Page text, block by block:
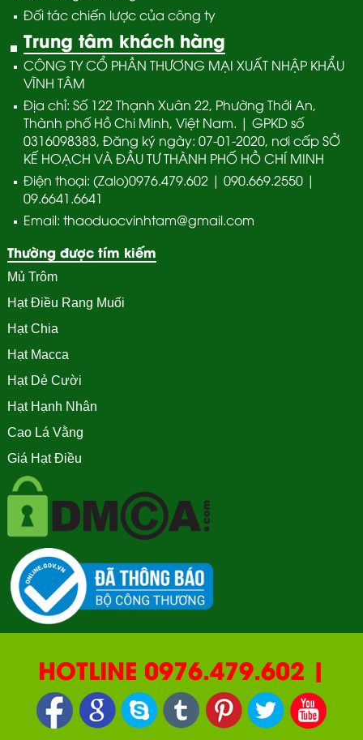
Đối tác chiến lược của công ty
Trung tâm khách hàng
CÔNG TY CỔ PHẦN THƯƠNG MẠI XUẤT NHẬP KHẨU
VĨNH TÂM
Địa chỉ: Số 122 Thạnh Xuân 22, Phường Thới An,
Thành phố Hồ Chi Minh, Việt Nam. | GPKD số
0316098383, Đăng ký ngày: 07-01-2020, nơi cấp SỞ
KẾ HOẠCH VÀ ĐẦU TƯ THÀNH PHỐ HỒ CHÍ MINH
Điện thoại: (Zalo)0976.479.602 | 090.669.2550 |
09.6641.6641
Email: thaoduocvinhtam@gmail.com
Thường được tím kiếm
Mủ Trôm
Hạt Điều Rang Muối
Hạt Chia
Hạt Macca
Hạt Dẻ Cười
Hạt Hạnh Nhân
Cao Lá Vằng
Giá Hạt Điều
HOTLINE 0976.479.602 |
090.669.2550 | 0987.877.193